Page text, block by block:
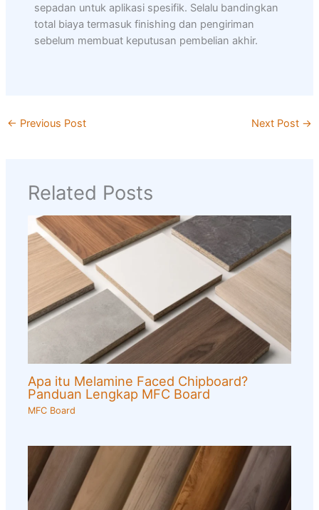
sepadan untuk aplikasi spesifik. Selalu bandingkan
total biaya termasuk finishing dan pengiriman
sebelum membuat keputusan pembelian akhir.
← Previous Post Next Post →
Related Posts
Apa itu Melamine Faced Chipboard?
Panduan Lengkap MFC Board
MFC Board